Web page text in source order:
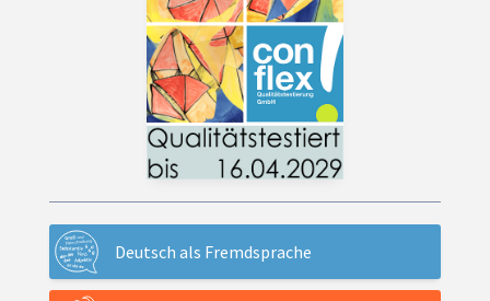
Deutsch als Fremdsprache